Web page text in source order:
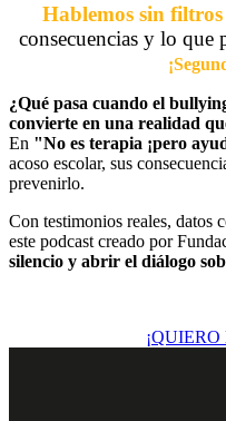
Hablemos sin filtros
consecuencias y lo que
¿Qué pasa cuando el
convierte en una realidad
En "No es terapia ¡pero
acoso escolar, sus
prevenirlo.
Con testimonios reales, datos
este podcast creado por
silencio y abrir el diálogo